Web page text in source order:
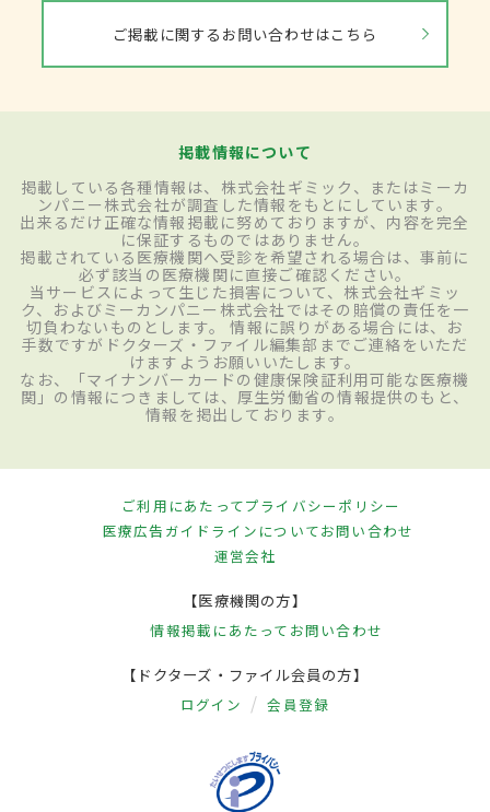
ご掲載に関するお問い合わせはこちら
掲載情報について
掲載している各種情報は、株式会社ギミック、またはミーカ
ンパニー株式会社が調査した情報をもとにしています。
出来るだけ正確な情報掲載に努めておりますが、内容を完全
に保証するものではありません。
掲載されている医療機関へ受診を希望される場合は、事前に
必ず該当の医療機関に直接ご確認ください。
当サービスによって生じた損害について、株式会社ギミッ
ク、およびミーカンパニー株式会社ではその賠償の責任を一
切負わないものとします。 情報に誤りがある場合には、お
手数ですがドクターズ・ファイル編集部までご連絡をいただ
けますようお願いいたします。
なお、「マイナンバーカードの健康保険証利用可能な医療機
関」の情報につきましては、厚生労働省の情報提供のもと、
情報を掲出しております。
ご利用にあたってプライバシーポリシー
医療広告ガイドラインについてお問い合わせ
運営会社
【医療機関の方】
情報掲載にあたって お問い合わせ
【ドクターズ・ファイル会員の方】
ログイン 会員登録